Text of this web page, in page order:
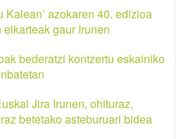
Kalean’ azokaren 40. edizioa
gaur Irunen
bederatzi kontzertu eskainiko
Jira Irunen, ohituraz,
betetako asteburuari bidea